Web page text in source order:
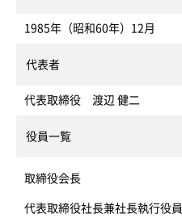
1985年（昭和60年）12月
代表者
代表取締役 渡辺 健二
役員一覧
取締役会長
代表取締役社長兼社長執行役員